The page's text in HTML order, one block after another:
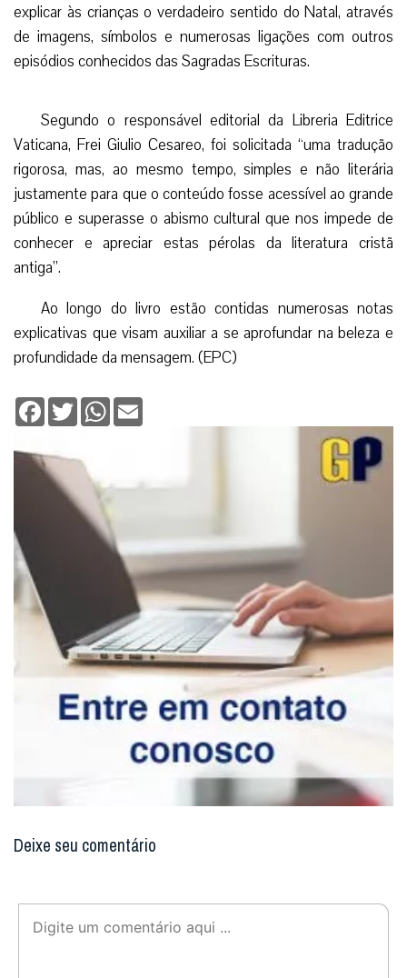
explicar às crianças o verdadeiro sentido do Natal, através
de imagens, símbolos e numerosas ligações com outros
episódios conhecidos das Sagradas Escrituras.
Segundo o responsável editorial da Libreria Editrice
Vaticana, Frei Giulio Cesareo, foi solicitada “uma tradução
rigorosa, mas, ao mesmo tempo, simples e não literária
justamente para que o conteúdo fosse acessível ao grande
público e superasse o abismo cultural que nos impede de
conhecer e apreciar estas pérolas da literatura cristã
antiga”.
Ao longo do livro estão contidas numerosas notas
explicativas que visam auxiliar a se aprofundar na beleza e
profundidade da mensagem. (EPC)
Facebook
TwitterWhatsApp
Deixe seu comentário